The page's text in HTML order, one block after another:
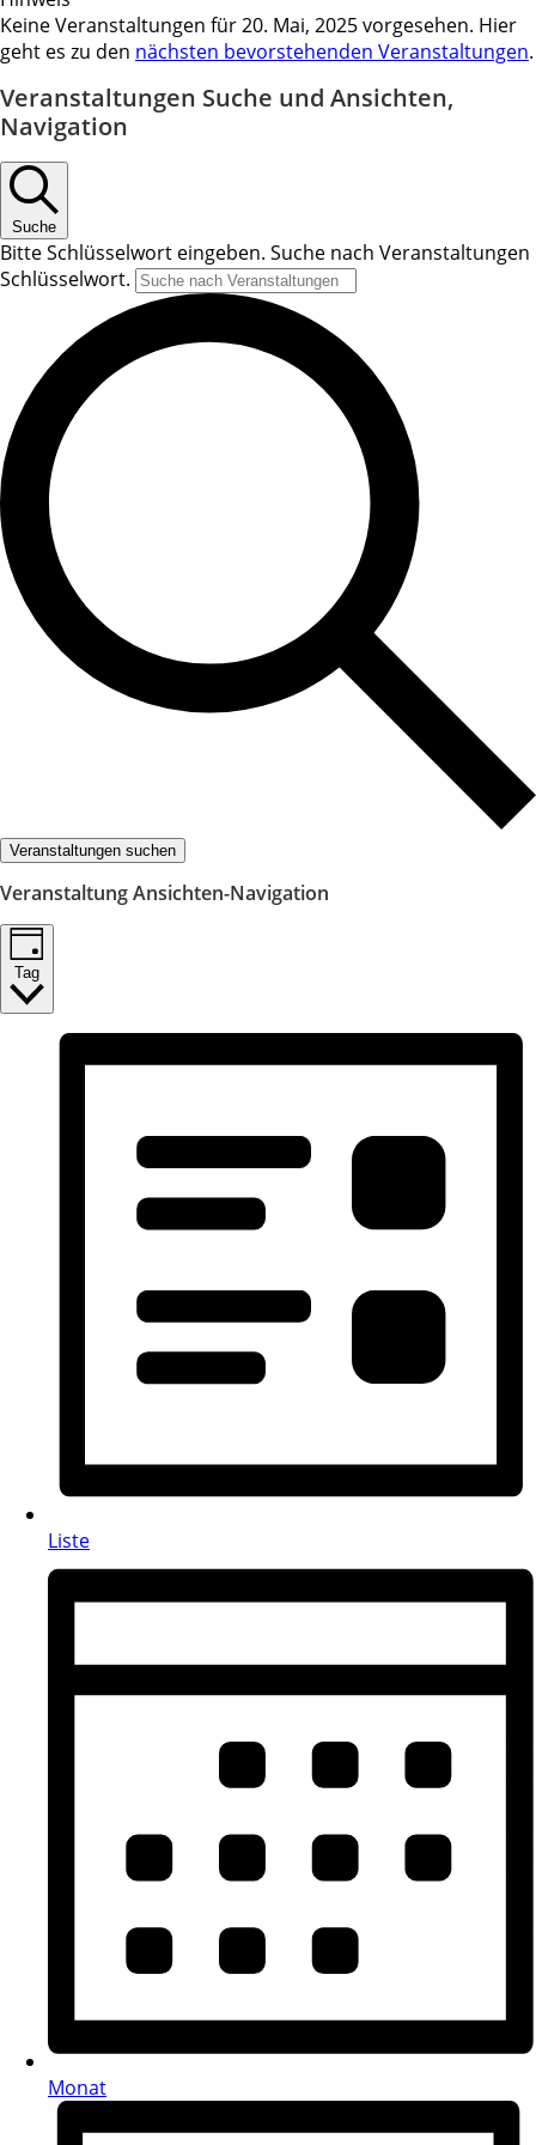
Keine Veranstaltungen für 20. Mai, 2025 vorgesehen. Hier
geht es zu den nächsten bevorstehenden Veranstaltungen.
Veranstaltungen Suche und Ansichten,
Navigation
Suche
Bitte Schlüsselwort eingeben. Suche nach Veranstaltungen
Schlüsselwort.
Veranstaltungen suchen
Veranstaltung Ansichten-Navigation
Tag
Liste
Monat